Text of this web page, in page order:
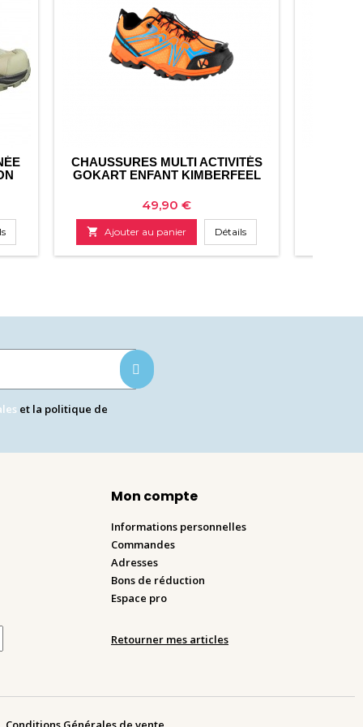
CHAUSSURES MULTI ACTIVITÉS
GOKART ENFANT KIMBERFEEL
Prix
49,90 €
 Ajouter au panier Détails
et la politique de
Mon compte
Informations personnelles
Commandes
Adresses
Bons de réduction
Espace pro
Retourner mes articles